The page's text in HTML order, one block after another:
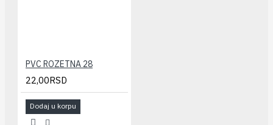
PVC ROZETNA 28
22,00RSD
Dodaj u korpu